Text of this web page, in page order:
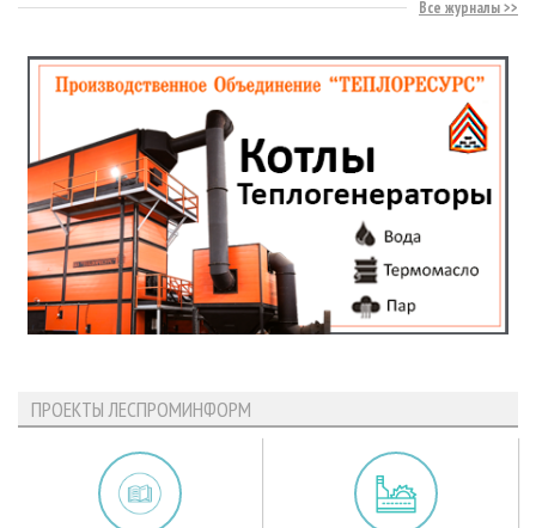
Все журналы
ПРОЕКТЫ ЛЕСПРОМИНФОРМ